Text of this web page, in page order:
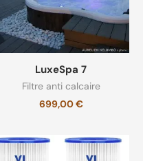
LuxeSpa 7
Filtre anti calcaire
699,00€